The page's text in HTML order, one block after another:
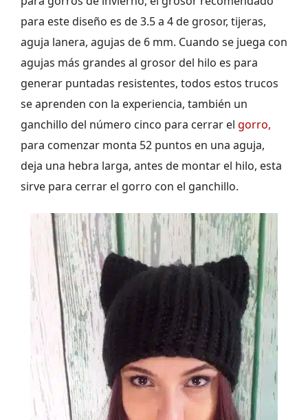
para este diseño es de 3.5 a 4 de grosor, tijeras,
aguja lanera, agujas de 6 mm. Cuando se juega con
agujas más grandes al grosor del hilo es para
generar puntadas resistentes, todos estos trucos
se aprenden con la experiencia, también un
ganchillo del número cinco para cerrar el gorro,
para comenzar monta 52 puntos en una aguja,
deja una hebra larga, antes de montar el hilo, esta
sirve para cerrar el gorro con el ganchillo.